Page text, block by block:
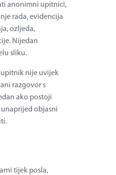
anonimni upitnici,
rada, evidencija
ozljeda,
Nijedan
sliku.
nije uvijek
razgovor s
ako postoji
objasni
tijek posla,